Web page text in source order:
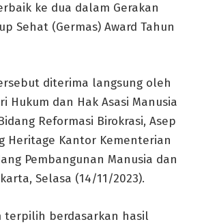
ke dua dalam Gerakan
Sehat (Germas) Award Tahun
diterima langsung oleh
Hukum dan Hak Asasi Manusia
Reformasi Birokrasi, Asep
Heritage Kantor Kementerian
Pembangunan Manusia dan
Selasa (14/11/2023).
terpilih berdasarkan hasil